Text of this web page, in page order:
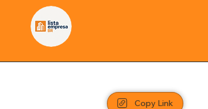
Copy Link